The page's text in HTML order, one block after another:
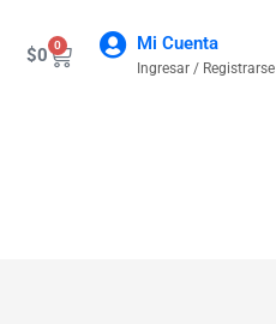
$0 0 Mi Cuenta
Ingresar / Registrarse